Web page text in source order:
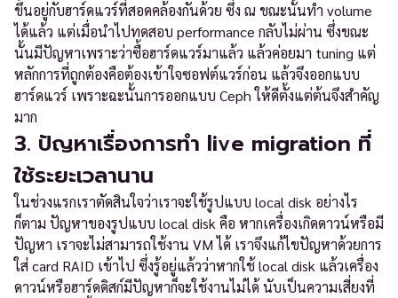
ขึ้นอยู่กับฮาร์ดแวร์ที่สอดคล้องกันด้วย ซึ่ง ณ ขณะนั้นทำ volume
ได้แล้ว แต่เมื่อนำไปทดสอบ performance กลับไม่ผ่าน ซึ่งขณะ
นั้นมีปัญหาเพราะว่าซื้อฮาร์ดแวร์มาแล้ว แล้วค่อยมา tuning แต่
หลักการที่ถูกต้องคือต้องเข้าใจซอฟต์แวร์ก่อน แล้วจึงออกแบบ
ฮาร์ดแวร์ เพราะฉะนั้นการออกแบบ Ceph ให้ดีตั้งแต่ต้นจึงสำคัญ
มาก
3. ปัญหาเรื่องการทำ live migration ที่
ใช้ระยะเวลานาน
ในช่วงแรกเราตัดสินใจว่าเราจะใช้รูปแบบ local disk อย่างไร
ก็ตาม ปัญหาของรูปแบบ local disk คือ หากเครื่องเกิดดาวน์หรือมี
ปัญหา เราจะไม่สามารถใช้งาน VM ได้ เราจึงแก้ไขปัญหาด้วยการ
ใส่ card RAID เข้าไป ซึ่งรู้อยู่แล้วว่าหากใช้ local disk แล้วเครื่อง
ดาวน์หรือฮาร์ดดิสก์มีปัญหาก็จะใช้งานไม่ได้ นับเป็นความเสี่ยงที่